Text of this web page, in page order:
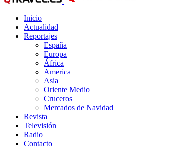
Inicio
Actualidad
Reportajes
España
Europa
África
America
Asia
Oriente Medio
Cruceros
Mercados de Navidad
Revista
Televisión
Radio
Contacto